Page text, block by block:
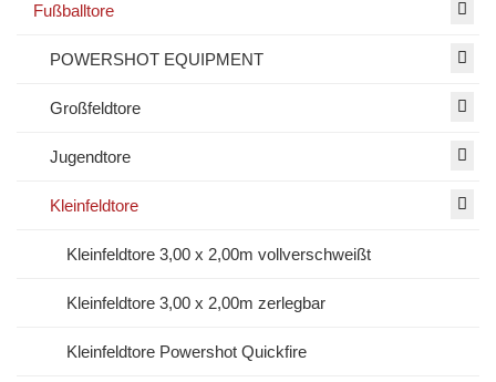
Fußballtore
POWERSHOT EQUIPMENT
Großfeldtore
Jugendtore
Kleinfeldtore
Kleinfeldtore 3,00 x 2,00m vollverschweißt
Kleinfeldtore 3,00 x 2,00m zerlegbar
Kleinfeldtore Powershot Quickfire